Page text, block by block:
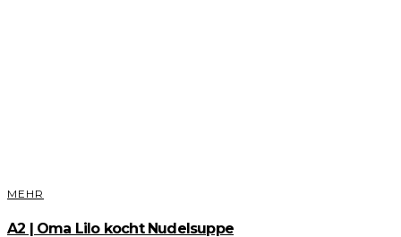
MEHR
A2 | Oma Lilo kocht Nudelsuppe